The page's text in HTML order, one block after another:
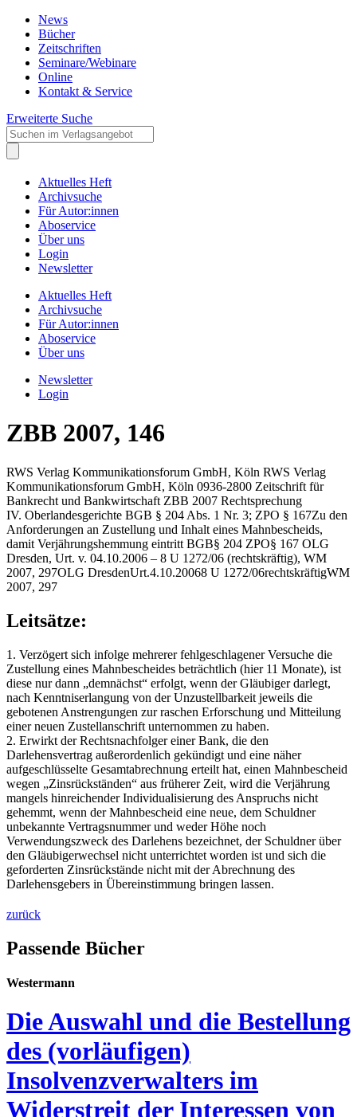
News
Bücher
Zeitschriften
Seminare/Webinare
Online
Kontakt & Service
Erweiterte Suche
Aktuelles Heft
Archivsuche
Für Autor:innen
Aboservice
Über uns
Login
Newsletter
Aktuelles Heft
Archivsuche
Für Autor:innen
Aboservice
Über uns
Newsletter
Login
ZBB 2007, 146
RWS Verlag Kommunikationsforum GmbH, Köln RWS Verlag
Kommunikationsforum GmbH, Köln 0936-2800 Zeitschrift für
Bankrecht und Bankwirtschaft ZBB 2007 Rechtsprechung
IV. Oberlandesgerichte BGB § 204 Abs. 1 Nr. 3; ZPO § 167Zu den
Anforderungen an Zustellung und Inhalt eines Mahnbescheids,
damit Verjährungshemmung eintritt BGB§ 204 ZPO§ 167 OLG
Dresden, Urt. v. 04.10.2006 – 8 U 1272/06 (rechtskräftig), WM
2007, 297OLG DresdenUrt.4.10.20068 U 1272/06rechtskräftigWM
2007, 297
Leitsätze:
1. Verzögert sich infolge mehrerer fehlgeschlagener Versuche die
Zustellung eines Mahnbescheides beträchtlich (hier 11 Monate), ist
diese nur dann „demnächst“ erfolgt, wenn der Gläubiger darlegt,
nach Kenntniserlangung von der Unzustellbarkeit jeweils die
gebotenen Anstrengungen zur raschen Erforschung und Mitteilung
einer neuen Zustellanschrift unternommen zu haben.
2. Erwirkt der Rechtsnachfolger einer Bank, die den
Darlehensvertrag außerordenlich gekündigt und eine näher
aufgeschlüsselte Gesamtabrechnung erteilt hat, einen Mahnbescheid
wegen „Zinsrückständen“ aus früherer Zeit, wird die Verjährung
mangels hinreichender Individualisierung des Anspruchs nicht
gehemmt, wenn der Mahnbescheid eine neue, dem Schuldner
unbekannte Vertragsnummer und weder Höhe noch
Verwendungszweck des Darlehens bezeichnet, der Schuldner über
den Gläubigerwechsel nicht unterrichtet worden ist und sich die
geforderten Zinsrückstände nicht mit der Abrechnung des
Darlehensgebers in Übereinstimmung bringen lassen.
zurück
Passende Bücher
Westermann
Die Auswahl und die Bestellung
des (vorläufigen)
Insolvenzverwalters im
Widerstreit der Interessen von